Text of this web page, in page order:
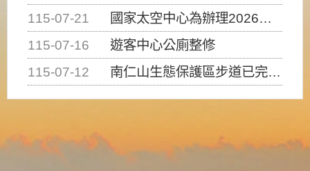
115-07-21
國家太空中心為辦理2026台灣盃火箭競賽，陸、海、空域警戒及協調相關事宜，因颱風備案事宜
115-07-16
遊客中心公廁整修
115-07-12
南仁山生態保護區步道已完成修復，自115年7月13日（星期一）起恢復開放入園，歡迎民眾依規定申請入園....